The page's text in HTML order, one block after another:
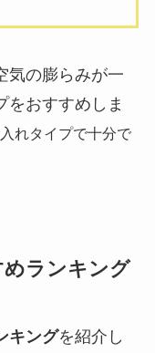
気の膨らみが一
をおすすめしま
れタイプで十分で
ランキング
キングを紹介し